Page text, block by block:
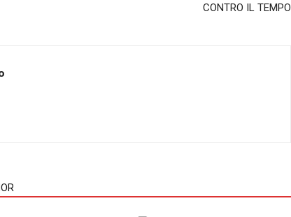
CONTRO IL TEMPO